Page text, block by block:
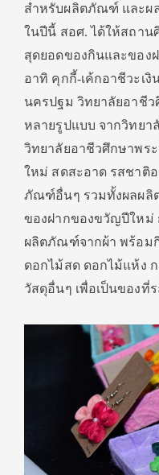
สำหรับผลิตภัณฑ์ และผ
ในปีนี้ สอศ. ได้ให้สถา
สุดยอดของกินและของ
อาทิ คุกกี้-เค้กอาชีวะเ
นครปฐม วิทยาลัยอาชี
หลายรูปแบบ จากวิทยา
วิทยาลัยอาชีวศึกษาพร
ใหม่ สดสะอาด รสชาติ
ภัณฑ์อื่นๆ รวมทั้งผลผลิต
ของฝากของขวัญปีใหม่
ผลิตภัณฑ์จากผ้า พร้อม
ดอกไม้สด ดอกไม้แห้ง
วัสดุอื่นๆ เพื่อเป็นของที่